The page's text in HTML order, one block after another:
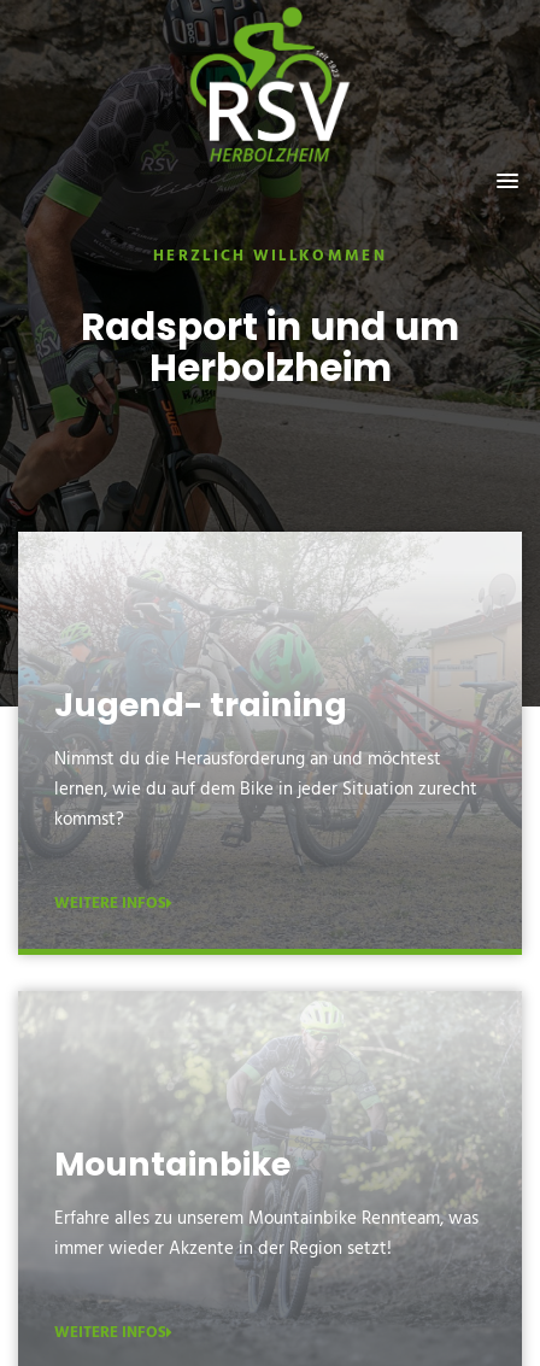
HERZLICH WILLKOMMEN
Radsport in und um
Herbolzheim
MTB FUN FÜR KIDS
Komm ins Training und
lerne das Biken!
Jugend- training
Nimmst du die Herausforderung an und möchtest
lernen, wie du auf dem Bike in jeder Situation zurecht
kommst?
WEITERE INFOS
Mountainbike
Erfahre alles zu unserem Mountainbike Rennteam, was
immer wieder Akzente in der Region setzt!
WEITERE INFOS